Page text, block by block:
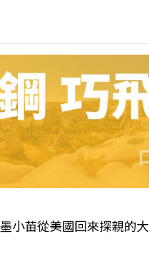
小苗從美國回來探親的